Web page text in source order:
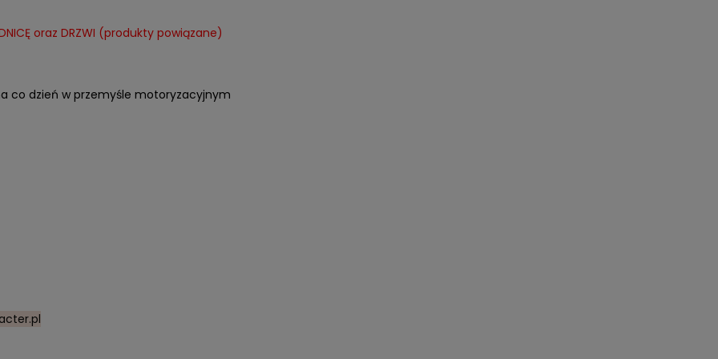
oraz DRZWI (produkty powiązane)
co dzień w przemyśle motoryzacyjnym